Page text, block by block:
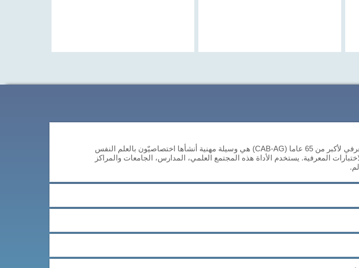
إنّ مجموعة التقييم المعرفي لأكبر من 65 عاما (CAB-AG) هي وسيلة مهنية أنشأها اختصاصيّون بالعلم النفس
المعرفية. يستخدم الأداة هذه المجتمع العلمي، المدارس، الجامعات والمراكز